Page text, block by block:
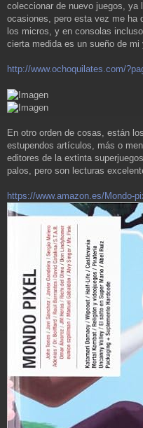
coleccionar de nuevo juegos, ya
ocasiones, pero esta vez me ha
los micros, y en consolas
cierta medida es un sueño de
http://www.ochoquilates.com/
En otro orden de cosas, están
estupendos artículos, más o
editores de la extinta
palos, pero son lecturas
https://www.amazon.es/Mondo-